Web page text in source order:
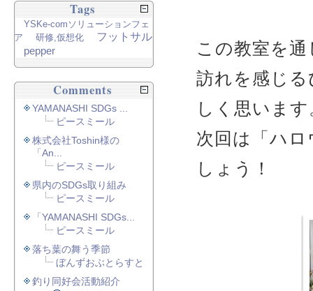
この教室を
訪れを感じ
しく思います
次回は「ハ
しょう！
Tags
YSKe-comソリューションフェ
ア
研修,仮想化
フットサル
pepper
Comments
YAMANASHI SDGs ...
ピースミール
株式会社Toshin様の
「An...
ピースミール
県内のSDGs取り組み
ピースミール
「YAMANASHI SDGs...
ピースミール
落ち葉の舞う季節
ぼんずおぶとらすと
釣り同好会活動紹介